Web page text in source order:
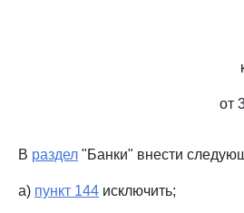
от
В раздел "Банки" внести
а) пункт 144 исключить;